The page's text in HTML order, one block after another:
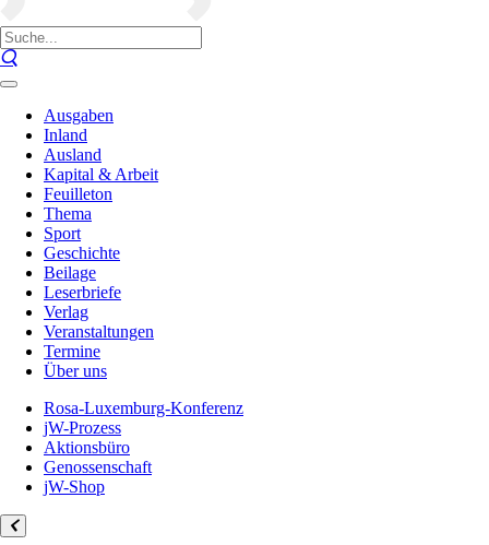
Ausgaben
Inland
Ausland
Kapital & Arbeit
Feuilleton
Thema
Sport
Geschichte
Beilage
Leserbriefe
Verlag
Veranstaltungen
Termine
Über uns
Rosa-Luxemburg-Konferenz
jW-Prozess
Aktionsbüro
Genossenschaft
jW-Shop